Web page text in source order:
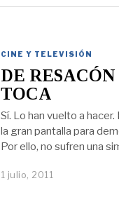
CINE Y TELEVISIÓN
DE
TOCA
Sí. Lo han vuelto a
la gran pantalla para
Por ello, no sufren una
1 julio, 2011